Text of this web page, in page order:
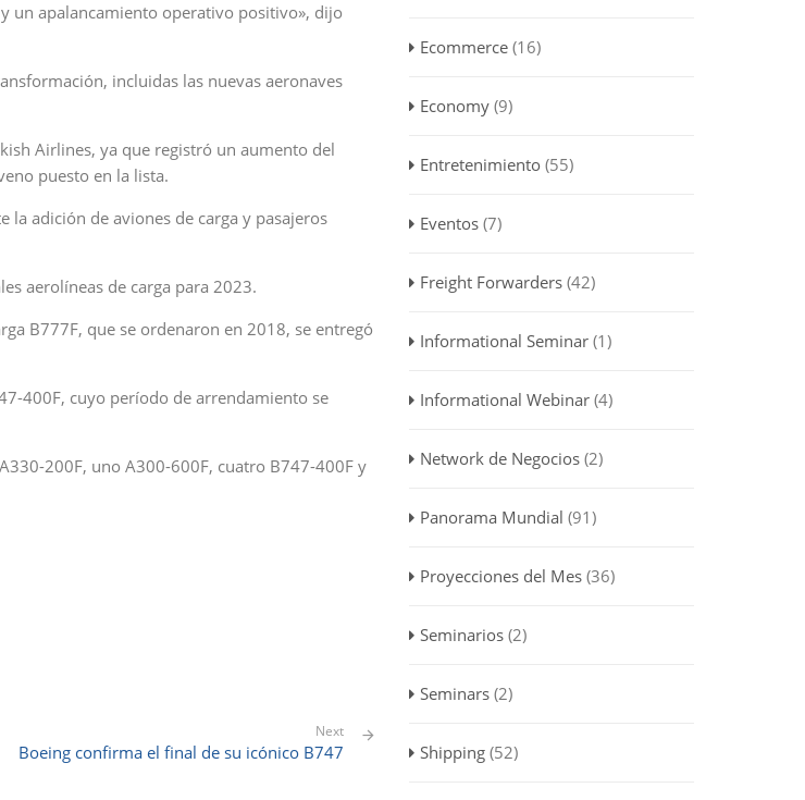
un apalancamiento operativo positivo», dijo
incluidas las nuevas aeronaves
Airlines, ya que registró un aumento del
puesto en la lista.
adición de aviones de carga y pasajeros
aerolíneas de carga para 2023.
B777F, que se ordenaron en 2018, se entregó
400F, cuyo período de arrendamiento se
200F, uno A300-600F, cuatro B747-400F y
Next
Boeing confirma el final de su icónico B747
Ecommerce(16)
Economy(9)
Entretenimiento(55)
Eventos(7)
Freight Forwarders(42)
Informational Seminar(1)
Informational Webinar(4)
Network de Negocios(2)
Panorama Mundial (91)
Proyecciones del Mes(36)
Seminarios(2)
Seminars(2)
Shipping(52)